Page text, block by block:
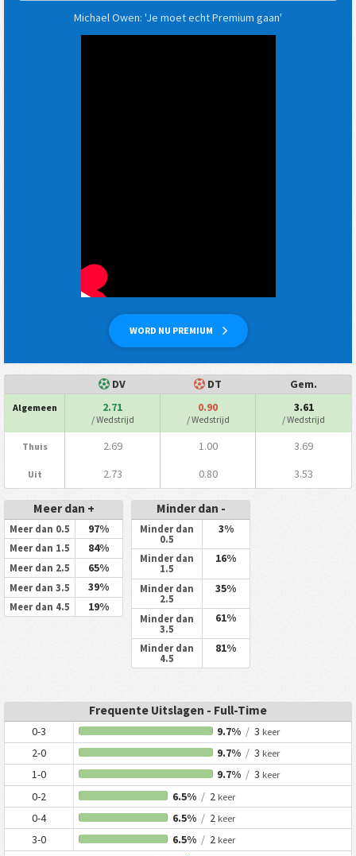
WORD NU PREMIUM
Michael Owen: 'Je moet echt Premium gaan'
DV DT Gem.
Algemeen 2.71
/ Wedstrijd
0.90
/ Wedstrijd
3.61
/ Wedstrijd
Thuis 2.69 1.00 3.69
Uit 2.73 0.80 3.53
Meer dan +
Meer dan 0.5 97%
Meer dan 1.5 84%
Meer dan 2.5 65%
Meer dan 3.5 39%
Meer dan 4.5 19%
Minder dan -
Minder dan
0.5
3%
Minder dan
1.5
16%
Minder dan
2.5
35%
Minder dan
3.5
61%
Minder dan
4.5
81%
Frequente Uitslagen - Full-Time
0-3 9.7% / 3 keer
2-0 9.7% / 3 keer
1-0 9.7% / 3 keer
0-2 6.5% /2 keer
0-4 6.5% /2 keer
3-0 6.5% /2 keer